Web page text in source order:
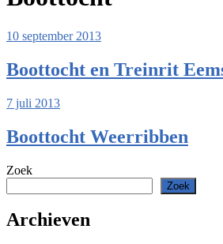
10 september 2013
Boottocht en Treinrit
7 juli 2013
Boottocht Weerribben
Zoek
Zoek
Archieven